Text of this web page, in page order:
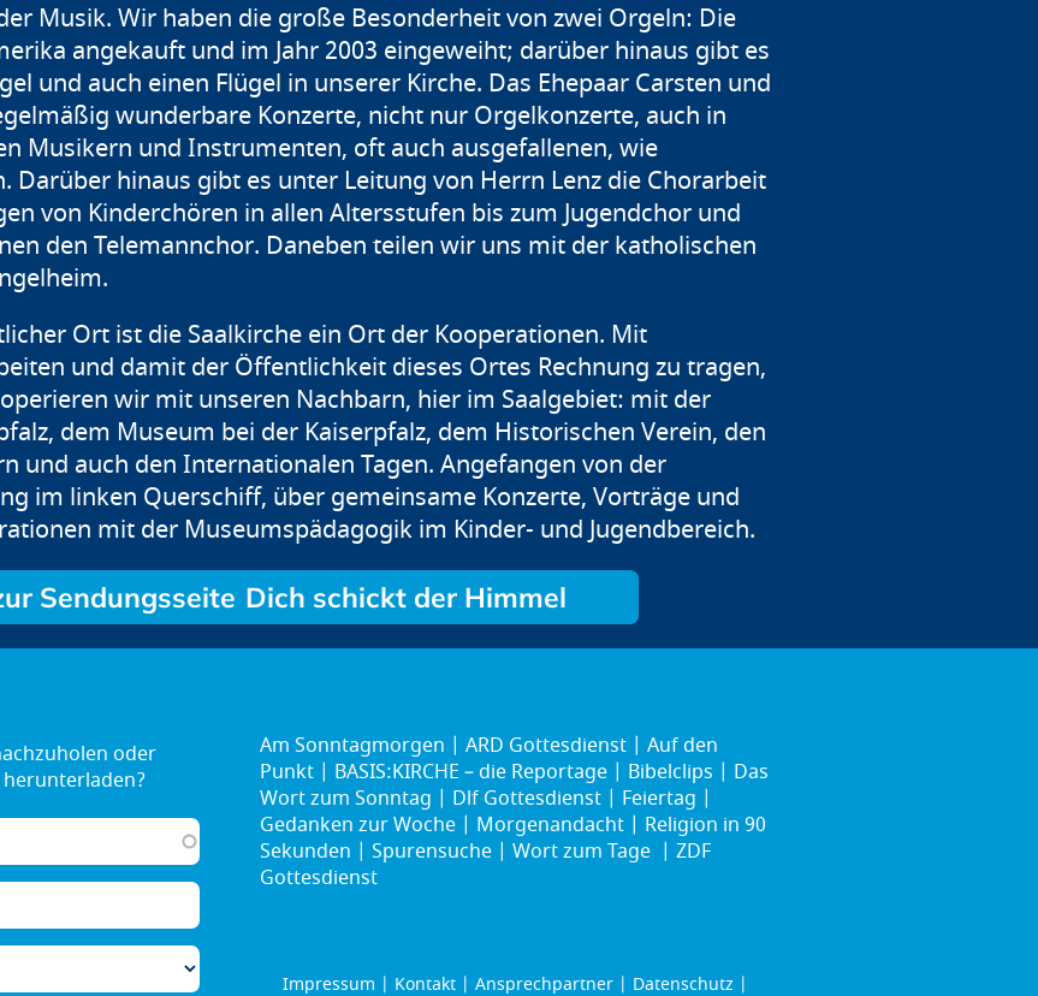
Musik. Wir haben die große Besonderheit von zwei Orgeln: Die
angekauft und im Jahr 2003 eingeweiht; darüber hinaus gibt es
und auch einen Flügel in unserer Kirche. Das Ehepaar Carsten und
wunderbare Konzerte, nicht nur Orgelkonzerte, auch in
Musikern und Instrumenten, oft auch ausgefallenen, wie
Darüber hinaus gibt es unter Leitung von Herrn Lenz die Chorarbeit
von Kinderchören in allen Altersstufen bis zum Jugendchor und
den Telemannchor. Daneben teilen wir uns mit der katholischen
Ort ist die Saalkirche ein Ort der Kooperationen. Mit
und damit der Öffentlichkeit dieses Ortes Rechnung zu tragen,
wir mit unseren Nachbarn, hier im Saalgebiet: mit der
dem Museum bei der Kaiserpfalz, dem Historischen Verein, den
und auch den Internationalen Tagen. Angefangen von der
im linken Querschiff, über gemeinsame Konzerte, Vorträge und
mit der Museumspädagogik im Kinder- und Jugendbereich.
Dich schickt der Himmel
Am Sonntagmorgen ARD Gottesdienst
Auf den
Punkt
BASIS:KIRCHE – die Reportage Bibelclips
Das
Wort zum Sonntag
Dlf Gottesdienst
Feiertag
Gedanken zur Woche
Morgenandacht
Religion in 90
Sekunden
Spurensuche Wort zum Tage
ZDF
Gottesdienst
Impressum Kontakt Ansprechpartner
Datenschutz